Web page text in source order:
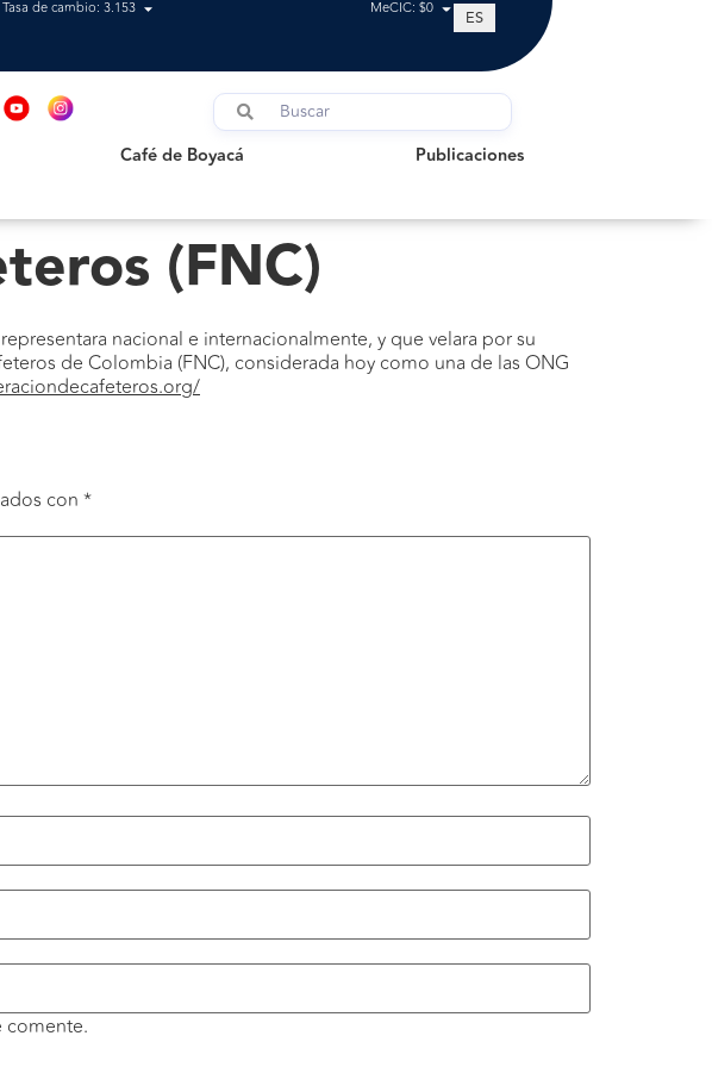
Tasa de cambio: 3.153 MeCIC: $0 ES
Café de Boyacá Publicaciones
Publicaciones
(FNC)
nacional e internacionalmente, y que velara por su
de Colombia (FNC), considerada hoy como una de las ONG
con *
comente.